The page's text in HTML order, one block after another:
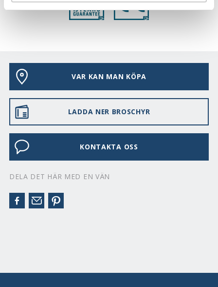
VAR KAN MAN KÖPA
LADDA NER BROSCHYR
KONTAKTA OSS
DELA DET HÄR MED EN VÄN